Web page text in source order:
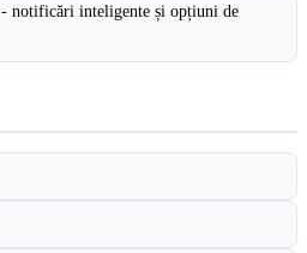
- notificări inteligente și opțiuni de